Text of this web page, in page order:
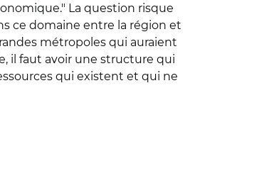
La question risque
ce domaine entre la région et
métropoles qui auraient
il faut avoir une structure qui
qui existent et qui ne